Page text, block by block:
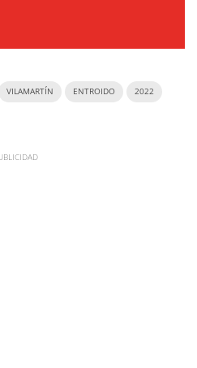
VILAMARTÍN ENTROIDO 2022